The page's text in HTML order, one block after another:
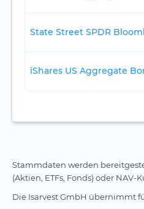
State Street SPDR
iShares US Aggregate
Stammdaten werden
(Aktien, ETFs, Fonds) oder
Die Isarvest GmbH übernimmt